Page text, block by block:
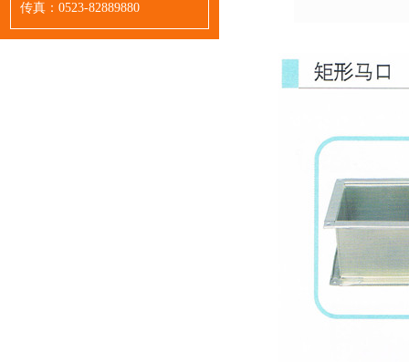
传真：0523-82889880